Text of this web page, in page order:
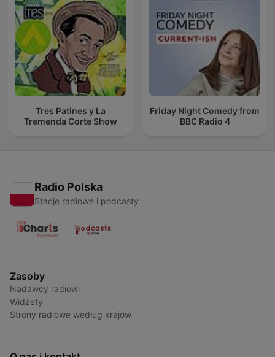
Tres Patines y La
Tremenda Corte Show
Friday Night Comedy from
BBC Radio 4
Radio Polska
Stacje radiowe i podcasty
Zasoby
Nadawcy radiowi
Widżety
Strony radiowe według krajów